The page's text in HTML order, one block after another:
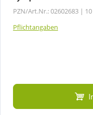
PZN/Art.Nr.: 02602683 |
Pflichtangaben